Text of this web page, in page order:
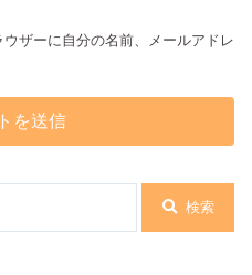
ザーに自分の名前、メールアドレ
検索